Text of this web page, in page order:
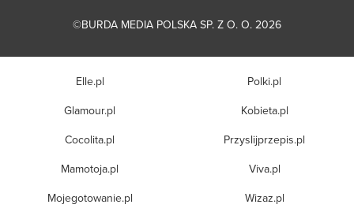
©BURDA MEDIA POLSKA SP. Z O. O. 2026
Elle.pl
Glamour.pl
Cocolita.pl
Mamotoja.pl
Mojegotowanie.pl
Polki.pl
Kobieta.pl
Przyslijprzepis.pl
Viva.pl
Wizaz.pl